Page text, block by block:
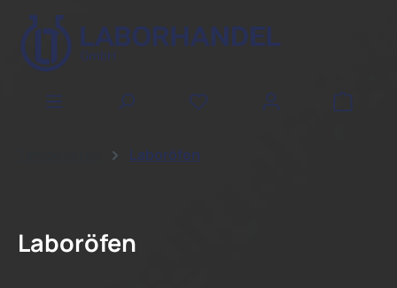
Zum Hauptinhalt springen
Laboröfen
Laboröfen